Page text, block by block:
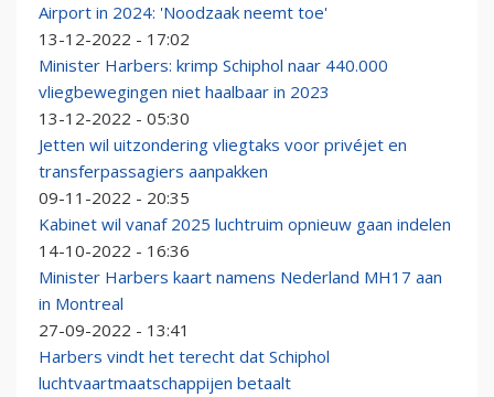
Airport in 2024: 'Noodzaak neemt toe'
13-12-2022 - 17:02
Minister Harbers: krimp Schiphol naar 440.000
vliegbewegingen niet haalbaar in 2023
13-12-2022 - 05:30
Jetten wil uitzondering vliegtaks voor privéjet en
transferpassagiers aanpakken
09-11-2022 - 20:35
Kabinet wil vanaf 2025 luchtruim opnieuw gaan indelen
14-10-2022 - 16:36
Minister Harbers kaart namens Nederland MH17 aan
in Montreal
27-09-2022 - 13:41
Harbers vindt het terecht dat Schiphol
luchtvaartmaatschappijen betaalt